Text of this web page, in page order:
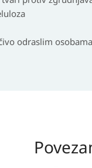
odraslim